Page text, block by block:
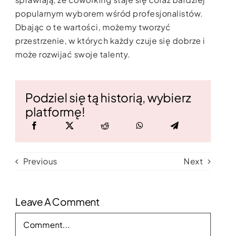
popularnym wyborem wśród profesjonalistów.
Dbając o te wartości, możemy tworzyć
przestrzenie, w których każdy czuje się dobrze i
może rozwijać swoje talenty.
Podziel się tą historią, wybierz
platformę!
Previous Next
Leave A Comment